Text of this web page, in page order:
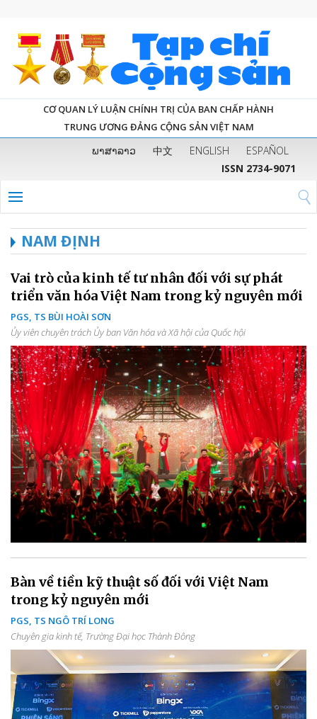
CƠ QUAN LÝ LUẬN CHÍNH TRỊ CỦA BAN CHẤP HÀNH
TRUNG ƯƠNG ĐẢNG CỘNG SẢN VIỆT NAM
ພາສາລາວ 中文 ENGLISH
ESPAÑOL
ISSN 2734-9071
NAM ĐỊNH
Vai trò của kinh tế tư nhân đối với sự phát
triển văn hóa Việt Nam trong kỷ nguyên mới
PGS, TS BÙI HOÀI SƠN
Ủy viên chuyên trách Ủy ban Văn hóa và Xã hội của Quốc hội
Bàn về tiền kỹ thuật số đối với Việt Nam
trong kỷ nguyên mới
PGS, TS NGÔ TRÍ LONG
Chuyên gia kinh tế, Trường Đại học Thành Đông